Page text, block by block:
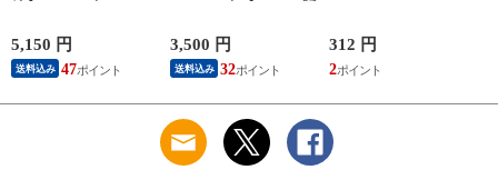
紙パック 業務用【ケ
ース販売】
5,150 円
送料込み 47
3,500 円
送料込み 32
312 円
2